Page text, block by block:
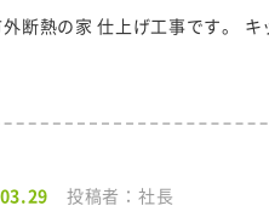
断熱の家 仕上げ工事です。
投稿者：社長